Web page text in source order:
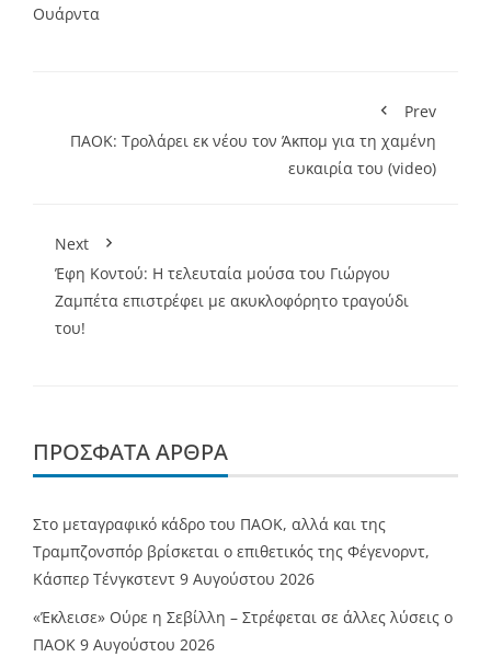
Ουάρντα
Prev
ΠΑΟΚ: Tρολάρει εκ νέου τον Άκπομ για τη χαμένη
ευκαιρία του (video)
Next
Έφη Κοντού: Η τελευταία μούσα του Γιώργου
Ζαμπέτα επιστρέφει με ακυκλοφόρητο τραγούδι
του!
ΠΡΌΣΦΑΤΑ ΆΡΘΡΑ
Στο μεταγραφικό κάδρο του ΠΑΟΚ, αλλά και της
Τραμπζονσπόρ βρίσκεται ο επιθετικός της Φέγενορντ,
Κάσπερ Τένγκστεντ 9 Αυγούστου 2026
«Έκλεισε» Ούρε η Σεβίλλη – Στρέφεται σε άλλες λύσεις ο
ΠΑΟΚ 9 Αυγούστου 2026